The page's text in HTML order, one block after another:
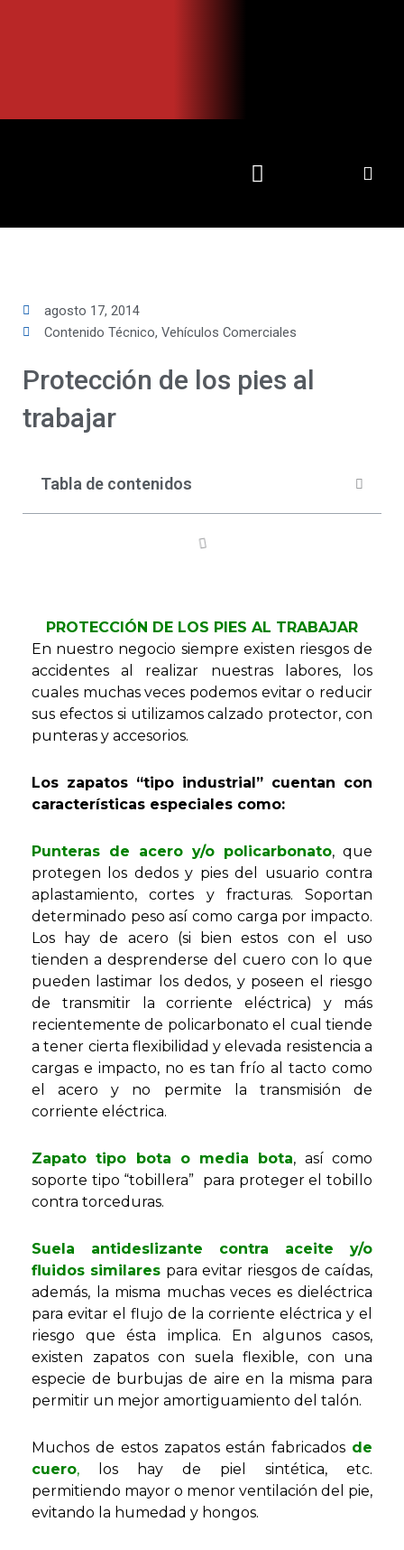
agosto 17, 2014
Contenido Técnico, Vehículos Comerciales
Protección de los pies al
trabajar
Tabla de contenidos
PROTECCIÓN DE LOS PIES AL TRABAJAR
En nuestro negocio siempre existen riesgos de
accidentes al realizar nuestras labores, los
cuales muchas veces podemos evitar o reducir
sus efectos si utilizamos calzado protector, con
punteras y accesorios.
Los zapatos “tipo industrial” cuentan con
características especiales como:
Punteras de acero y/o policarbonato, que
protegen los dedos y pies del usuario contra
aplastamiento, cortes y fracturas. Soportan
determinado peso así como carga por impacto.
Los hay de acero (si bien estos con el uso
tienden a desprenderse del cuero con lo que
pueden lastimar los dedos, y poseen el riesgo
de transmitir la corriente eléctrica) y más
recientemente de policarbonato el cual tiende
a tener cierta flexibilidad y elevada resistencia a
cargas e impacto, no es tan frío al tacto como
el acero y no permite la transmisión de
corriente eléctrica.
Zapato tipo bota o media bota, así como
soporte tipo “tobillera” para proteger el tobillo
contra torceduras.
Suela antideslizante contra aceite y/o
fluidos similares para evitar riesgos de caídas,
además, la misma muchas veces es dieléctrica
para evitar el flujo de la corriente eléctrica y el
riesgo que ésta implica. En algunos casos,
existen zapatos con suela flexible, con una
especie de burbujas de aire en la misma para
permitir un mejor amortiguamiento del talón.
Muchos de estos zapatos están fabricados de
cuero, los hay de piel sintética, etc.
permitiendo mayor o menor ventilación del pie,
evitando la humedad y hongos.